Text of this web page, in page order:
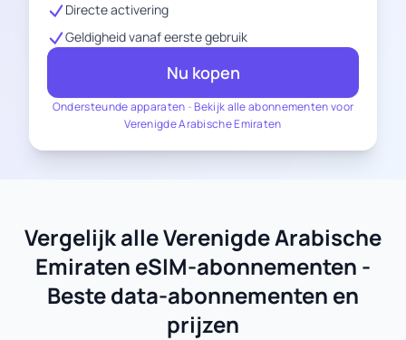
Ondersteunde apparaten -Bekijk alle abonnementen voor
Verenigde Arabische Emiraten
Directe activering
Geldigheid vanaf eerste gebruik
Nu kopen
Vergelijk alle Verenigde Arabische
Emiraten eSIM-abonnementen -
Beste data-abonnementen en
prijzen